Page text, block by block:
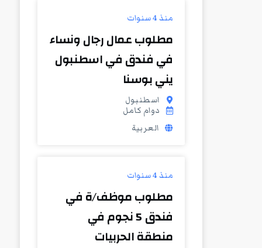
منذ 4 سنوات
مطلوب عمال رجال ونساء
في فندق في اسطنبول
يني بوسنا
اسطنبول
دوام كامل
العربية
منذ 4 سنوات
مطلوب موظف/ة في
فندق 5 نجوم في
منطقة الحربيات